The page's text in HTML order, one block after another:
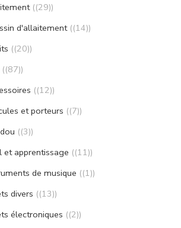
(29)
d'allaitement (14)
(20)
(87)
(12)
et porteurs (7)
(3)
et apprentissage (11)
de musique (1)
divers (13)
électroniques (2)